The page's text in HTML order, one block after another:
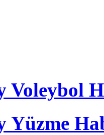
Voleybol
Yüzme